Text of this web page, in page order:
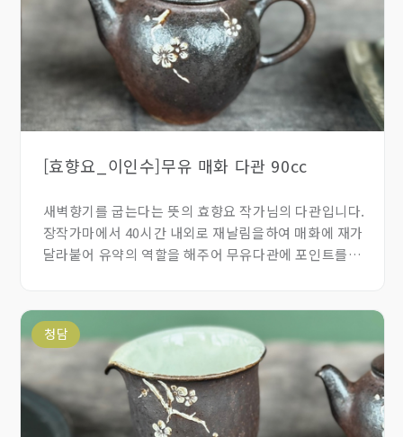
[효향요_이인수]무유 매화 다관 90cc
새벽향기를 굽는다는 뜻의 효향요 작가님의 다관입니다.
장작가마에서 40시간 내외로 재날림을하여 매화에 재가
달라붙어 유약의 역할을 해주어 무유다관에 포인트를
청담